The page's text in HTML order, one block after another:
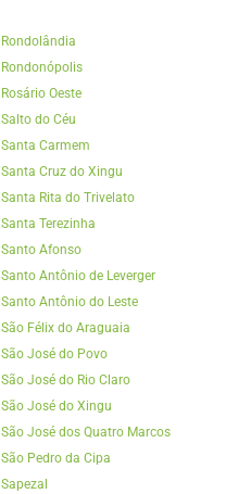
Rondolândia
Rondonópolis
Rosário Oeste
Salto do Céu
Santa Carmem
Santa Cruz do Xingu
Santa Rita do Trivelato
Santa Terezinha
Santo Afonso
Santo Antônio de Leverger
Santo Antônio do Leste
São Félix do Araguaia
São José do Povo
São José do Rio Claro
São José do Xingu
São José dos Quatro Marcos
São Pedro da Cipa
Sapezal